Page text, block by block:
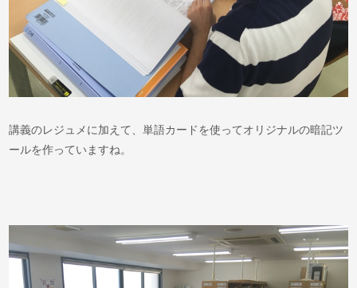
講義のレジュメに加えて、単語カードを使ってオリジナルの暗記ツ
ールを作っていますね。